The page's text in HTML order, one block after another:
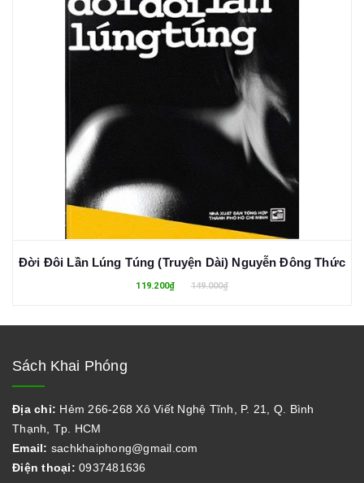
Đời Đôi Lần Lúng Túng (Truyện Dài) Nguyễn Đông Thức
119.200₫ 149.000₫
Sách Khai Phóng
Địa chỉ: Hẻm 266-268 Xô Viết Nghệ Tĩnh, P. 21, Q. Bình
Thạnh, Tp. HCM
Email: sachkhaiphong@gmail.com
Điện thoại: 0937481636